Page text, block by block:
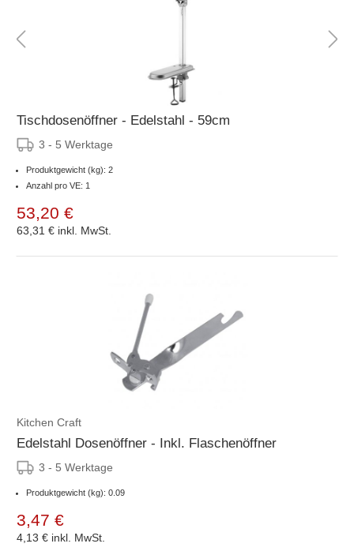
Tischdosenöffner - Edelstahl - 59cm
3 - 5 Werktage
Produktgewicht (kg): 2
Anzahl pro VE: 1
53,20 €
63,31 € inkl. MwSt.
Kitchen Craft
Edelstahl Dosenöffner - Inkl. Flaschenöffner
3 - 5 Werktage
Produktgewicht (kg): 0.09
3,47 €
4,13 € inkl. MwSt.